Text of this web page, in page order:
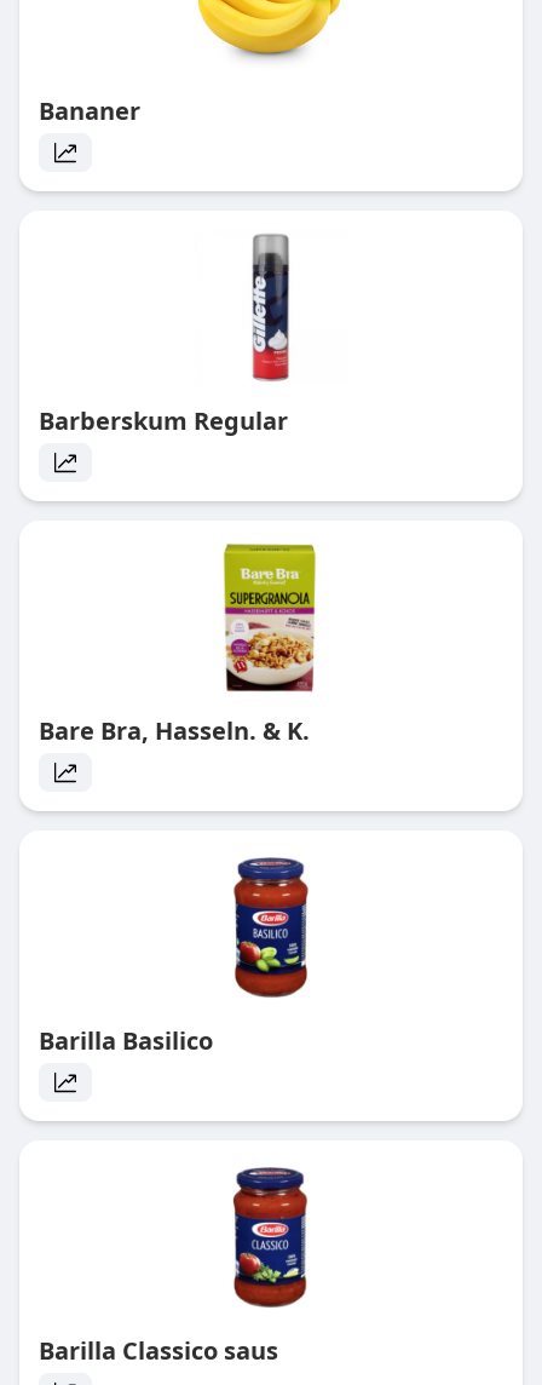
Bananer
Barberskum Regular
Bare Bra, Hasseln. & K.
Barilla Basilico
Barilla Classico saus